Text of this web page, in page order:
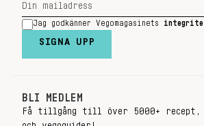
Jag godkänner Vegomagasinets
SIGNA UPP
BLI MEDLEM
Få tillgång till över 5000+